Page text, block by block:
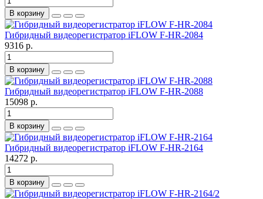
В корзину
Гибридный видеорегистратор iFLOW F-HR-2084
9316 р.
В корзину
Гибридный видеорегистратор iFLOW F-HR-2088
15098 р.
В корзину
Гибридный видеорегистратор iFLOW F-HR-2164
14272 р.
В корзину